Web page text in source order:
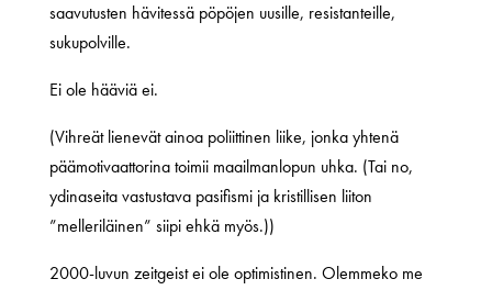
saavutusten hävitessä pöpöjen uusille, resistanteille,
sukupolville.
Ei ole hääviä ei.
(Vihreät lienevät ainoa poliittinen liike, jonka yhtenä
päämotivaattorina toimii maailmanlopun uhka. (Tai no,
ydinaseita vastustava pasifismi ja kristillisen liiton
”melleriläinen” siipi ehkä myös.))
2000-luvun zeitgeist ei ole optimistinen. Olemmeko me